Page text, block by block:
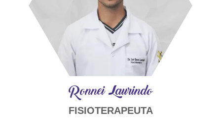
Ronnei Laurindo
FISIOTERAPEUTA